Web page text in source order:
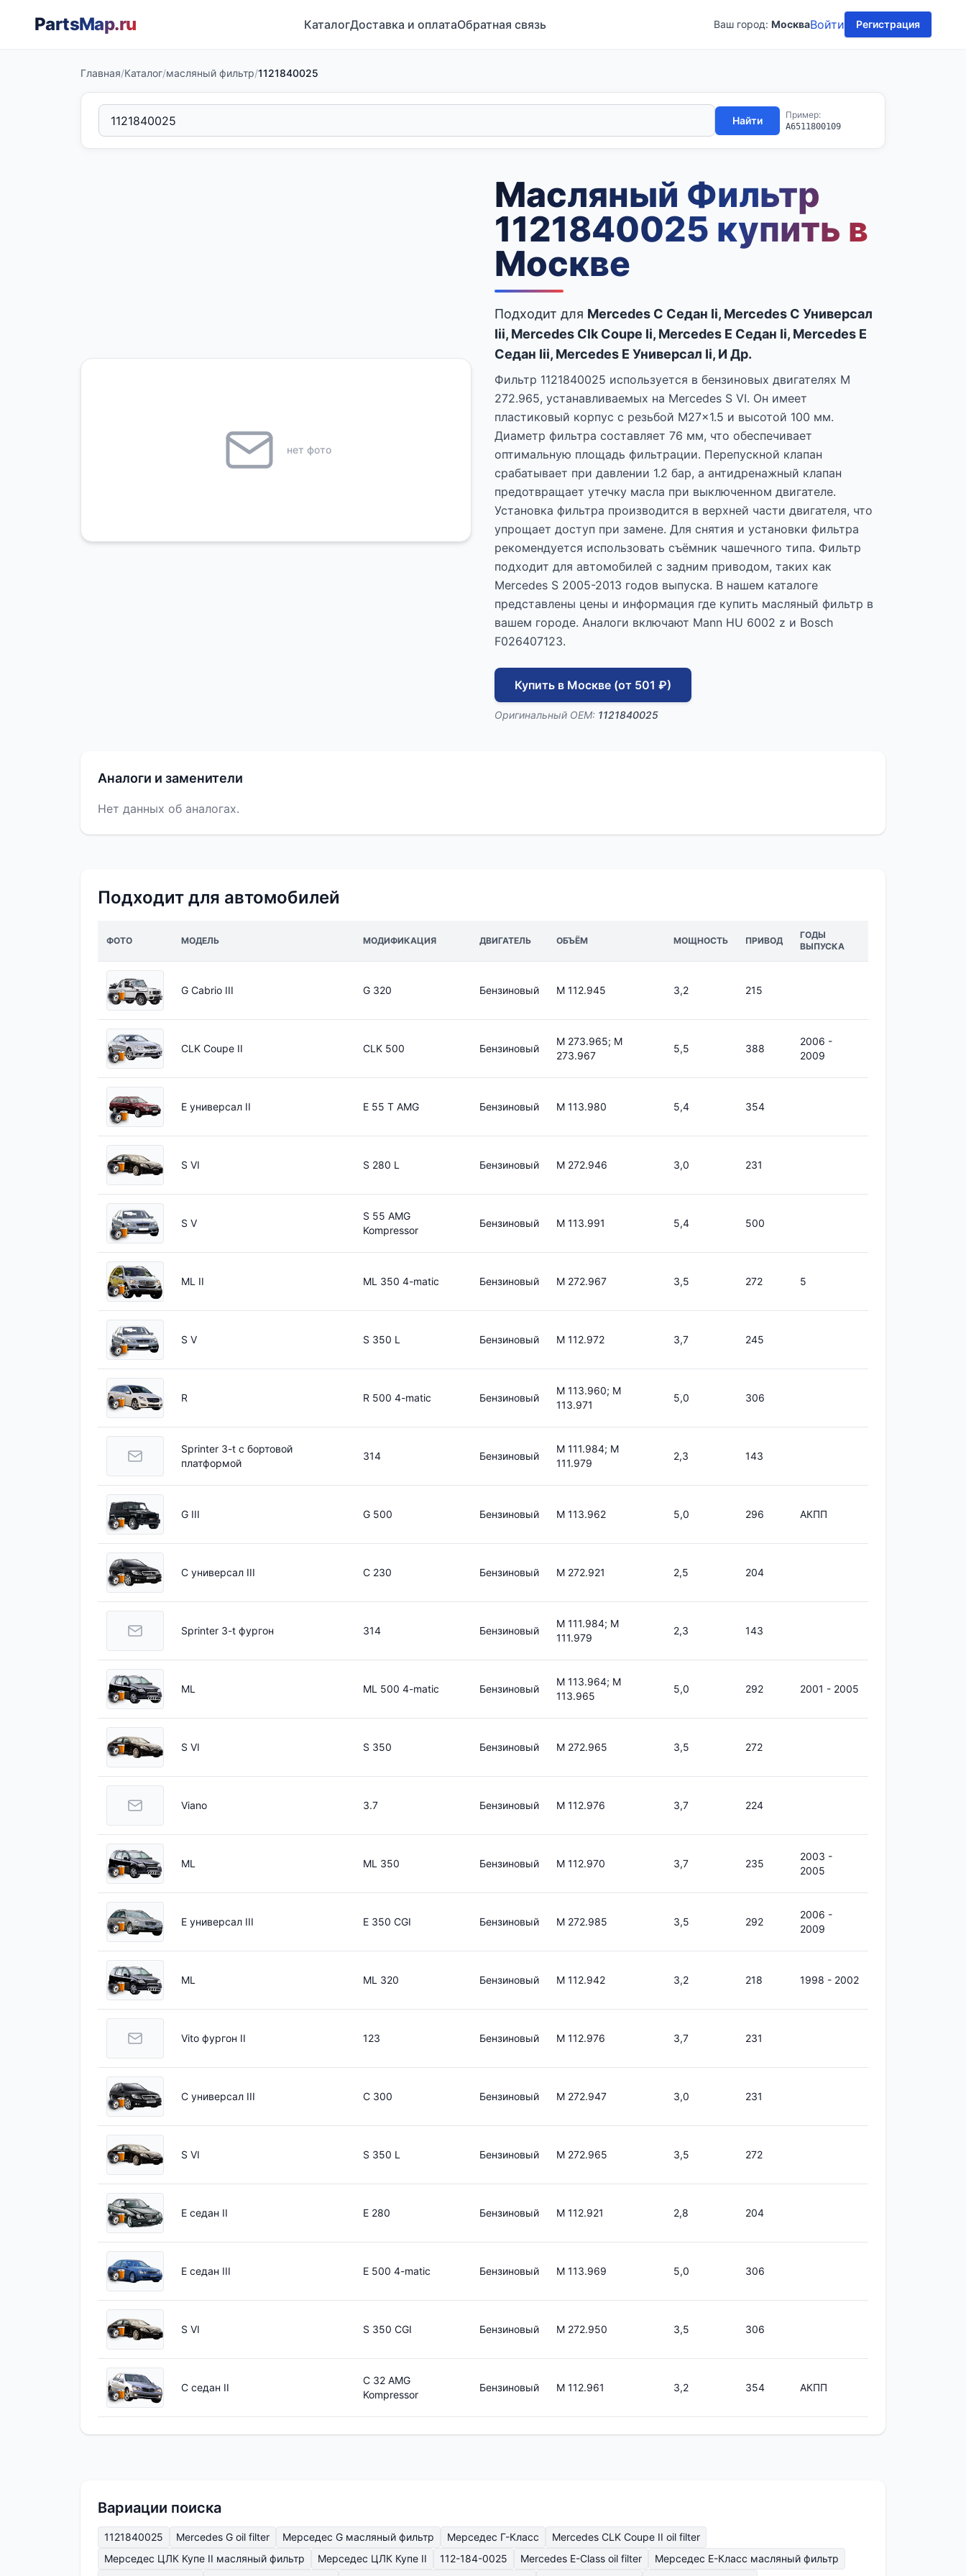
PartsMap.ru КаталогДоставка и оплатаОбратная связь Ваш город: МоскваВойти Регистрация
Главная/Каталог/масляный фильтр/1121840025
Найти Пример:
A6511800109
нет фото
Масляный Фильтр
1121840025 купить в
Москве
Подходит для Mercedes C Седан Ii, Mercedes C Универсал
Iii, Mercedes Clk Coupe Ii, Mercedes E Седан Ii, Mercedes E
Седан Iii, Mercedes E Универсал Ii, И Др.
Фильтр 1121840025 используется в бензиновых двигателях M
272.965, устанавливаемых на Mercedes S VI. Он имеет
пластиковый корпус с резьбой M27x1.5 и высотой 100 мм.
Диаметр фильтра составляет 76 мм, что обеспечивает
оптимальную площадь фильтрации. Перепускной клапан
срабатывает при давлении 1.2 бар, а антидренажный клапан
предотвращает утечку масла при выключенном двигателе.
Установка фильтра производится в верхней части двигателя, что
упрощает доступ при замене. Для снятия и установки фильтра
рекомендуется использовать съёмник чашечного типа. Фильтр
подходит для автомобилей с задним приводом, таких как
Mercedes S 2005-2013 годов выпуска. В нашем каталоге
представлены цены и информация где купить масляный фильтр в
вашем городе. Аналоги включают Mann HU 6002 z и Bosch
F026407123.
Купить в Москве (от 501 ₽)
Оригинальный OEM: 1121840025
Аналоги и заменители
Нет данных об аналогах.
Подходит для автомобилей
ФОТО МОДЕЛЬ МОДИФИКАЦИЯ ДВИГАТЕЛЬ ОБЪЁМ МОЩНОСТЬ ПРИВОД
ГОДЫ
ВЫПУСКА
G Cabrio III G 320 Бензиновый M 112.945 3,2 215
CLK Coupe II CLK 500 Бензиновый
M 273.965; M
273.967
5,5 388
2006 -
2009
E универсал II E 55 T AMG Бензиновый M 113.980 5,4 354
S VI S 280 L Бензиновый M 272.946 3,0 231
S V
S 55 AMG
Kompressor
Бензиновый M 113.991 5,4 500
ML II ML 350 4-matic Бензиновый M 272.967 3,5 272 5
S V S 350 L Бензиновый M 112.972 3,7 245
R R 500 4-matic Бензиновый
M 113.960; M
113.971
5,0 306
Sprinter 3-t c бортовой
платформой
314 Бензиновый
M 111.984; M
111.979
2,3 143
G III G 500 Бензиновый M 113.962 5,0 296 АКПП
C универсал III C 230 Бензиновый M 272.921 2,5 204
Sprinter 3-t фургон 314 Бензиновый
M 111.984; M
111.979
2,3 143
ML ML 500 4-matic Бензиновый
M 113.964; M
113.965
5,0 292 2001 - 2005
S VI S 350 Бензиновый M 272.965 3,5 272
Viano 3.7 Бензиновый M 112.976 3,7 224
ML ML 350 Бензиновый M 112.970 3,7 235
2003 -
2005
E универсал III E 350 CGI Бензиновый M 272.985 3,5 292
2006 -
2009
ML ML 320 Бензиновый M 112.942 3,2 218 1998 - 2002
Vito фургон II 123 Бензиновый M 112.976 3,7 231
C универсал III C 300 Бензиновый M 272.947 3,0 231
S VI S 350 L Бензиновый M 272.965 3,5 272
E седан II E 280 Бензиновый M 112.921 2,8 204
E седан III E 500 4-matic Бензиновый M 113.969 5,0 306
S VI S 350 CGI Бензиновый M 272.950 3,5 306
C седан II
C 32 AMG
Kompressor
Бензиновый M 112.961 3,2 354 АКПП
Вариации поиска
1121840025 Mercedes G oil filter Мерседес G масляный фильтр Мерседес Г-Класс
Mercedes CLK Coupe II oil filter
Мерседес ЦЛК Купе II масляный фильтр
Мерседес ЦЛК Купе II 112-184-0025 Mercedes E-Class oil filter
Мерседес Е-Класс масляный фильтр